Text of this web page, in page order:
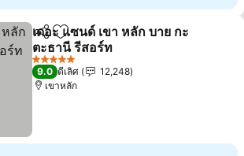
แชร์ เพิ่มในรายการโปรด
เดอะ แซนด์ เขา หลัก บาย กะ
ตะธานี รีสอร์ท
5 ดาว
9.0 ดีเลิศ
12,248
เขาหลัก